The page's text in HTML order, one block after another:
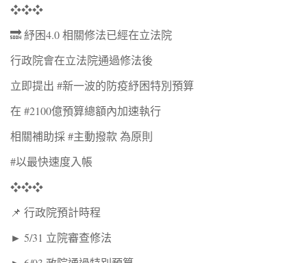
❖❖❖
🔜 紓困4.0 相關修法已經在立法院
行政院會在立法院通過修法後
立即提出 #新一波的防疫紓困特別預算
在 #2100億預算總額內加速執行
相關補助採 #主動撥款 為原則
#以最快速度入帳
❖❖❖
📌 行政院預計時程
► 5/31 立院審查修法